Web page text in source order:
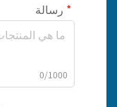
رسالة
0/1000